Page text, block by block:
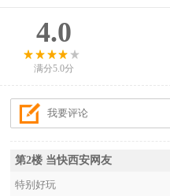
4.0
满分5.0分
第2楼 当快西安网友
特别好玩